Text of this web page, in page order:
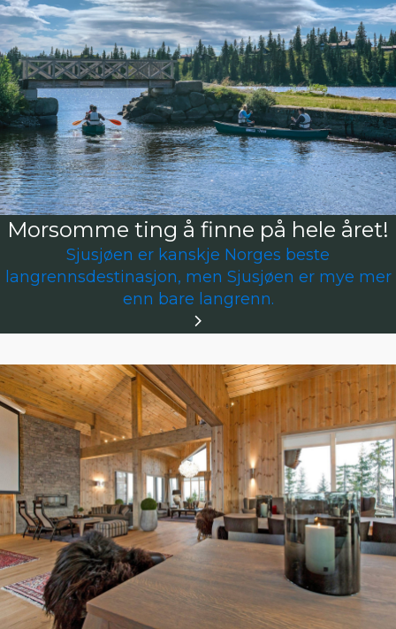
Morsomme ting å finne på hele året!
Sjusjøen er kanskje Norges beste
langrennsdestinasjon, men Sjusjøen er mye mer
enn bare langrenn.